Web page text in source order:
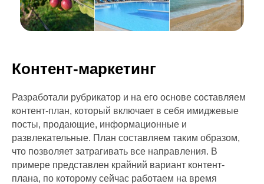
Контент-маркетинг
Разработали рубрикатор и на его основе составляем
контент-план, который включает в себя имиджевые
посты, продающие, информационные и
развлекательные. План составляем таким образом,
что позволяет затрагивать все направления. В
примере представлен крайний вариант контент-
плана, по которому сейчас работаем на время